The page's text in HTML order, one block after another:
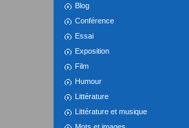
Blog
Conférence
Essai
Exposition
Film
Humour
Littérature
Littérature et musique